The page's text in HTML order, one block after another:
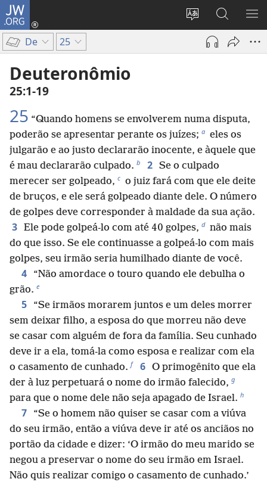
JW.ORG
Mudar
idioma
Log
Buscar
no
JW.ORG
De 25
Deuteronômio
25:1-19
25 “Quando homens se envolverem numa disputa,
poderão se apresentar perante os juízes; a eles os
julgarão e ao justo declararão inocente, e àquele que
é mau declararão culpado. b 2 Se o culpado
merecer ser golpeado, c o juiz fará com que ele deite
de bruços, e ele será golpeado diante dele. O número
de golpes deve corresponder à maldade da sua ação.
3 Ele pode golpeá-lo com até 40 golpes, d não mais
do que isso. Se ele continuasse a golpeá-lo com mais
golpes, seu irmão seria humilhado diante de você.
4
“Não amordace o touro quando ele debulha o
grão. e
5
“Se irmãos morarem juntos e um deles morrer
sem deixar filho, a esposa do que morreu não deve
se casar com alguém de fora da família. Seu cunhado
deve ir a ela, tomá-la como esposa e realizar com ela
o casamento de cunhado. f 6 O primogênito que ela
der à luz perpetuará o nome do irmão falecido, g
para que o nome dele não seja apagado de Israel. h
7
“Se o homem não quiser se casar com a viúva
do seu irmão, então a viúva deve ir até os anciãos no
portão da cidade e dizer: ‘O irmão do meu marido se
negou a preservar o nome do seu irmão em Israel.
Não quis realizar comigo o casamento de cunhado.’